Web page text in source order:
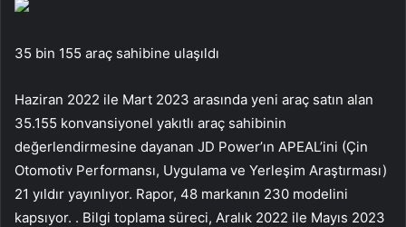
35 bin 155 araç sahibine ulaşıldı
Haziran 2022 ile Mart 2023 arasında yeni araç satın alan
35.155 konvansiyonel yakıtlı araç sahibinin
değerlendirmesine dayanan JD Power’ın APEAL’ini (Çin
Otomotiv Performansı, Uygulama ve Yerleşim Araştırması)
21 yıldır yayınlıyor. Rapor, 48 markanın 230 modelini
kapsıyor. . Bilgi toplama süreci, Aralık 2022 ile Mayıs 2023